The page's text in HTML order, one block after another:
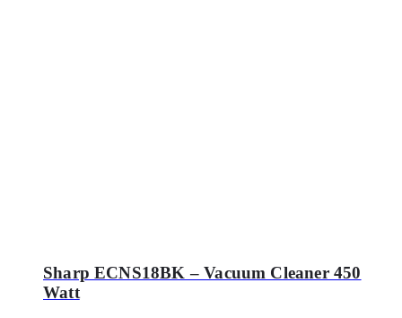
Sharp ECNS18BK – Vacuum Cleaner 450
Watt